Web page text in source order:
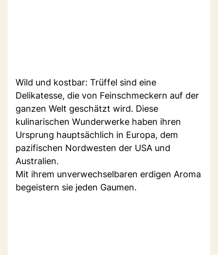
Wild und kostbar: Trüffel sind eine
Delikatesse, die von Feinschmeckern auf der
ganzen Welt geschätzt wird. Diese
kulinarischen Wunderwerke haben ihren
Ursprung hauptsächlich in Europa, dem
pazifischen Nordwesten der USA und
Australien.
Mit ihrem unverwechselbaren erdigen Aroma
begeistern sie jeden Gaumen.